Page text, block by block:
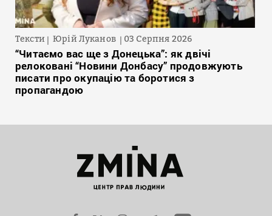
Тексти Юрій Луканов 03 Серпня 2026
“Читаємо вас ще з Донецька”: як двічі
релоковані “Новини Донбасу” продовжують
писати про окупацію та боротися з
пропагандою